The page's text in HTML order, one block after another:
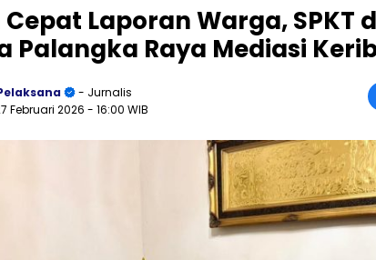
Cepat Laporan Warga, SPKT
Palangka Raya Mediasi
- Jurnalis
Februari 2026 - 16:00 WIB